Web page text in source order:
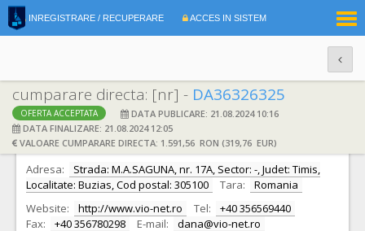
INREGISTRARE / RECUPERARE ACCES IN SISTEM
cumparare directa: [nr] - DA36326325
OFERTA ACCEPTATA
DATA PUBLICARE: 21.08.2024 10:16
DATA FINALIZARE: 21.08.2024 12:05
VALOARE CUMPARARE DIRECTA: 1.591,56 RON (319,76 EUR)
DATE IDENTIFICARE OFERTANT
Ofertant: S.C. VIO-NET S.R.L. CIF:
18734581
Adresa:
Strada: M.A.SAGUNA, nr. 17A, Sector: -, Judet: Timis,
Localitate: Buzias, Cod postal: 305100
Tara:
Romania
Website:
http://www.vio-net.ro Tel:
+40 356569440
Fax:
+40 356780298 E-mail: dana@vio-net.ro